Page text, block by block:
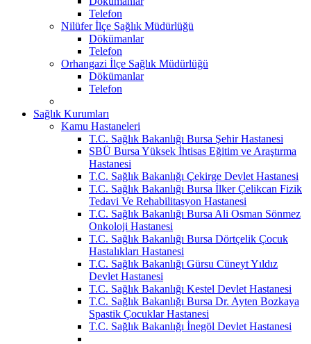
Telefon
Nilüfer İlçe Sağlık Müdürlüğü
Dökümanlar
Telefon
Orhangazi İlçe Sağlık Müdürlüğü
Dökümanlar
Telefon
Sağlık Kurumları
Kamu Hastaneleri
T.C. Sağlık Bakanlığı Bursa Şehir Hastanesi
SBÜ Bursa Yüksek İhtisas Eğitim ve Araştırma
Hastanesi
T.C. Sağlık Bakanlığı Çekirge Devlet Hastanesi
T.C. Sağlık Bakanlığı Bursa İlker Çelikcan Fizik
Tedavi Ve Rehabilitasyon Hastanesi
T.C. Sağlık Bakanlığı Bursa Ali Osman Sönmez
Onkoloji Hastanesi
T.C. Sağlık Bakanlığı Bursa Dörtçelik Çocuk
Hastalıkları Hastanesi
T.C. Sağlık Bakanlığı Gürsu Cüneyt Yıldız
Devlet Hastanesi
T.C. Sağlık Bakanlığı Kestel Devlet Hastanesi
T.C. Sağlık Bakanlığı Bursa Dr. Ayten Bozkaya
Spastik Çocuklar Hastanesi
T.C. Sağlık Bakanlığı İnegöl Devlet Hastanesi